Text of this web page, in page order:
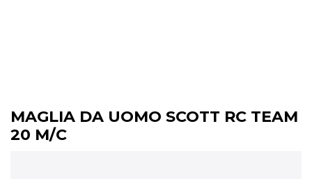
MAGLIA DA UOMO SCOTT RC TEAM
20 M/C